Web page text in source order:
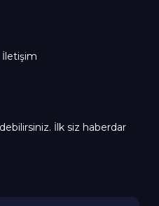
İletişim
İlk siz haberdar